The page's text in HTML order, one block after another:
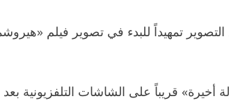
تمهيداً للبدء في تصوير فيلم
قريباً على الشاشات التلفزيونية